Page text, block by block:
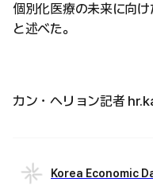
個別化医療の未来に向け
と述べた。
カン・ヘリョン記者
Korea Economic